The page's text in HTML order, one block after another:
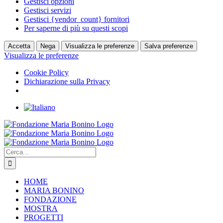
Gestisci servizi
Gestisci {vendor_count} fornitori
Per saperne di più su questi scopi
Accetta Nega Visualizza le preferenze Salva preferenze
Visualizza le preferenze
Cookie Policy
Dichiarazione sulla Privacy
Salta
contenuto
Facebook
Instagram
YouTube
Twitter
Cerca
per:
HOME
MARIA BONINO
FONDAZIONE
MOSTRA
PROGETTI